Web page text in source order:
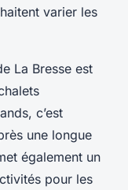
varier les
La Bresse est
c’est
une longue
également un
pour les